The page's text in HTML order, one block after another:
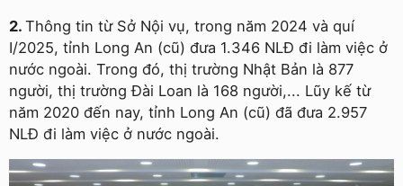
2. Thông tin từ Sở Nội vụ, trong năm 2024 và quí
I/2025, tỉnh Long An (cũ) đưa 1.346 NLĐ đi làm việc ở
nước ngoài. Trong đó, thị trường Nhật Bản là 877
người, thị trường Đài Loan là 168 người,... Lũy kế từ
năm 2020 đến nay, tỉnh Long An (cũ) đã đưa 2.957
NLĐ đi làm việc ở nước ngoài.